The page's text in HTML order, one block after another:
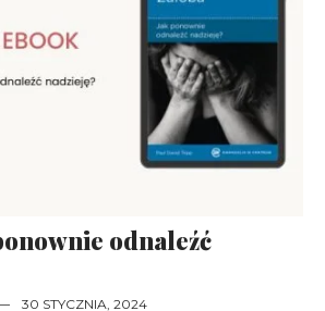
odnaleźć
30 STYCZNIA, 2024